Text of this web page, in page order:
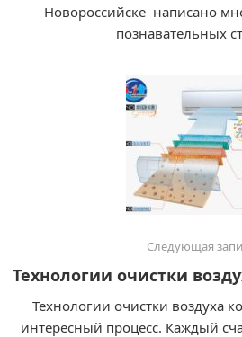
Новороссийске написано
познавательных
Следующая
Технологии очистки
Технологии очистки воздуха
интересный процесс. Каждый